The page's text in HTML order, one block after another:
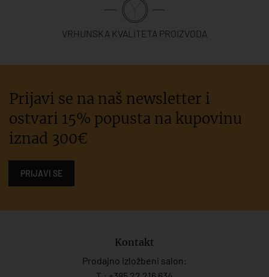
VRHUNSKA KVALITETA PROIZVODA
Prijavi se na naš newsletter i
ostvari 15% popusta na kupovinu
iznad 300€
PRIJAVI SE
Kontakt
Prodajno izložbeni salon: